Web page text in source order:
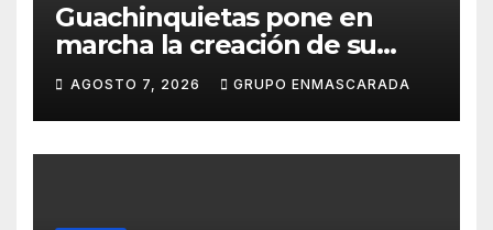
Guachinquietas pone en
marcha la creación de su
repertorio para el Carnaval
2027
AGOSTO 7, 2026 GRUPO ENMASCARADA